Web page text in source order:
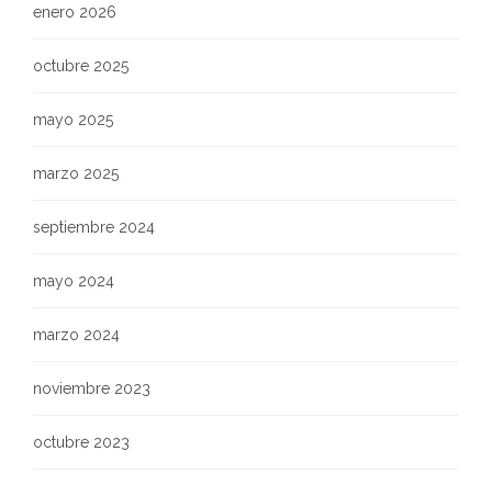
enero 2026
octubre 2025
mayo 2025
marzo 2025
septiembre 2024
mayo 2024
marzo 2024
noviembre 2023
octubre 2023